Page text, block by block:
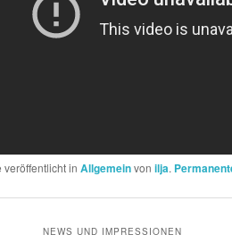
veröffentlicht in Allgemeinvon ilja.
NEWS UND IMPRESSIONEN